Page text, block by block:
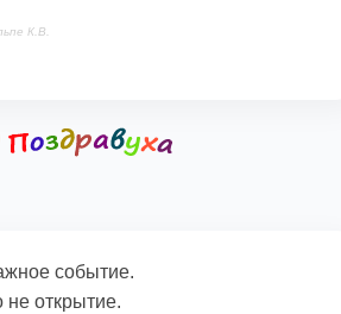
К.В.
событие.
не открытие.